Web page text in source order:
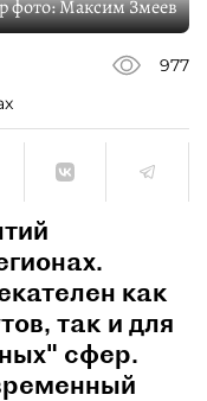
фото:Максим Змеев
977
как
так и для
сфер.